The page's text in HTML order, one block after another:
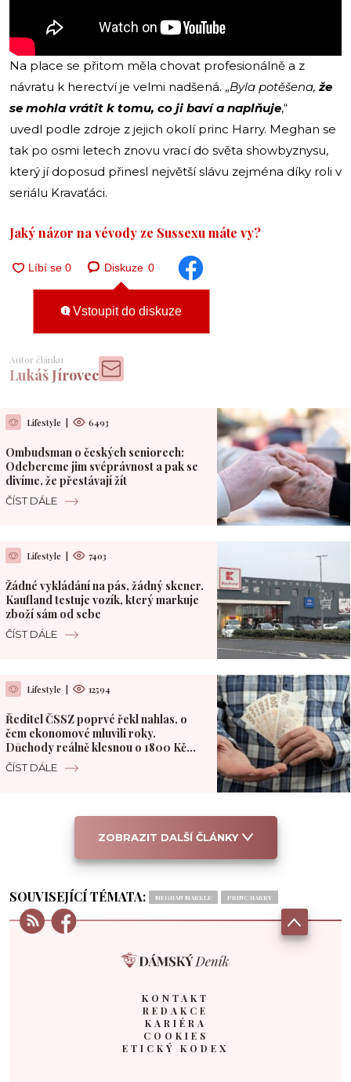
Na place se přitom měla chovat profesionálně a z
návratu k herectví je velmi nadšená. „Byla potěšena,že
se mohla vrátit k tomu, co ji baví a naplňuje,“
uvedl podle zdroje z jejich okolí princ Harry. Meghan se
tak po osmi letech znovu vrací do světa showbyznysu,
který jí doposud přinesl největší slávu zejména díky roli v
seriálu Kravaťáci.
Jaký názor na vévody ze Sussexu máte vy?
Diskuze 0
Vstoupit do diskuze
Autor článku
Lukáš Jírovec
Lifestyle 6493
Ombudsman o českých seniorech:
Odebereme jim svéprávnost a pak se
divíme, že přestávají žít
ČÍST DÁLE
Lifestyle 7403
Žádné vykládání na pás, žádný skener.
Kaufland testuje vozík, který markuje
zboží sám od sebe
ČÍST DÁLE
Lifestyle 12594
Ředitel ČSSZ poprvé řekl nahlas, o
čem ekonomové mluvili roky.
Důchody reálně klesnou o 1800 Kč
měsíčně
ČÍST DÁLE
ZOBRAZIT DALŠÍ ČLÁNKY
SOUVISEJÍCÍ TÉMATA: MEGHAN MARKLE PRINC HARRY
KONTAKT
REDAKCE
KARIÉRA
COOKIES
ETICKÝ KODEX